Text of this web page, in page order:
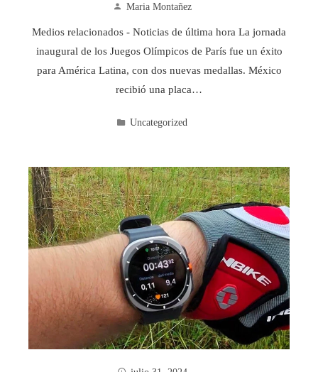
Maria Montañez
Medios relacionados - Noticias de última hora La jornada
inaugural de los Juegos Olímpicos de París fue un éxito
para América Latina, con dos nuevas medallas. México
recibió una placa…
Uncategorized